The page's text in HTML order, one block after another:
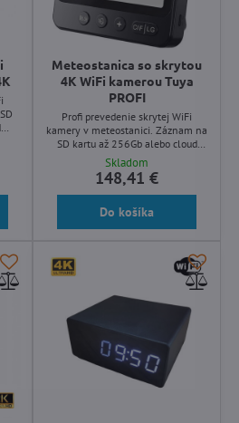
Meteostanica so skrytou
4K WiFi kamerou Tuya
PROFI
Profi prevedenie skrytej WiFi
kamery v meteostanici. Záznam na
SD kartu až 256Gb alebo cloud
úložiska. Nočné snímanie, široký
uhol záberu 150 °, spoľahlivá
aplikácia Tuya v slovenčine.
Skladom
148,41 €
Do košíka